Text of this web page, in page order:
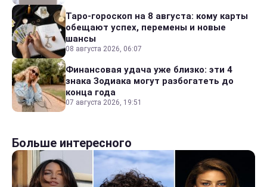
Таро-гороскоп на 8 августа: кому карты
обещают успех, перемены и новые
шансы
08 августа 2026, 06:07
Финансовая удача уже близко: эти 4
знака Зодиака могут разбогатеть до
конца года
07 августа 2026, 19:51
Больше интересного